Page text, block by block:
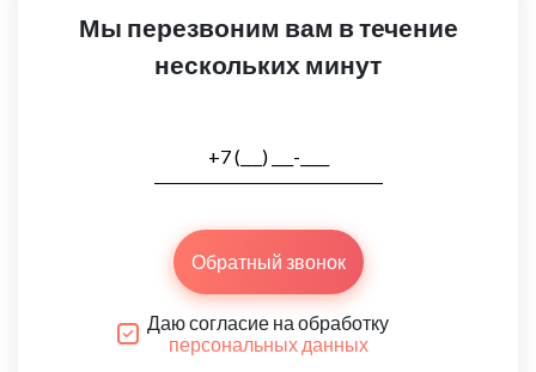
Мы перезвоним вам в течение
нескольких минут
Обратный звонок
Даю согласие на обработку
персональных данных